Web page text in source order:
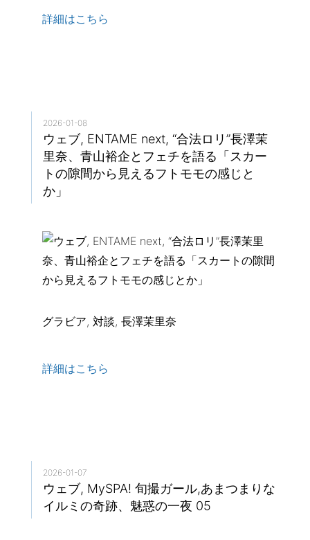
詳細はこちら
2026-01-08
ウェブ, ENTAME next, “合法ロリ”長澤茉
里奈、青山裕企とフェチを語る「スカー
トの隙間から見えるフトモモの感じと
か」
グラビア, 対談, 長澤茉里奈
詳細はこちら
2026-01-07
ウェブ, MySPA! 旬撮ガール,あまつまりな
イルミの奇跡、魅惑の一夜 05